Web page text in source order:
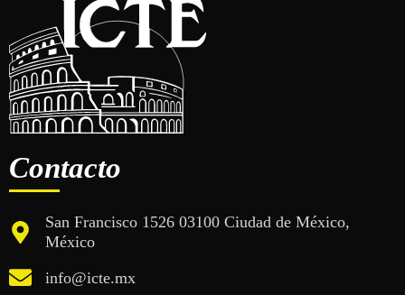
Contacto
San Francisco 1526 03100 Ciudad de México,
México
info@icte.mx